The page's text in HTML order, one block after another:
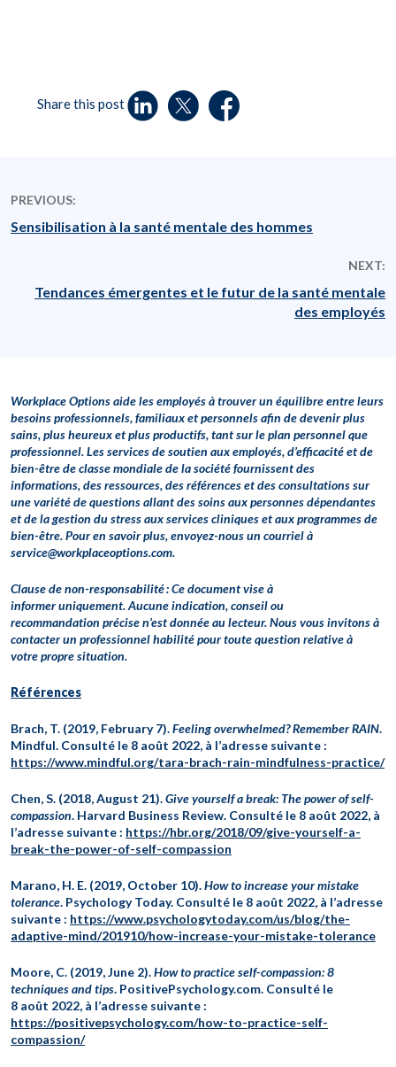
Share this post
PREVIOUS:
Sensibilisation à la santé mentale des hommes
NEXT:
Tendances émergentes et le futur de la santé mentale
des employés
Workplace Options aide les employés à trouver un équilibre entre leurs
besoins professionnels, familiaux et personnels afin de devenir plus
sains, plus heureux et plus productifs, tant sur le plan personnel que
professionnel. Les services de soutien aux employés, d’efficacité et de
bien-être de classe mondiale de la société fournissent des
informations, des ressources, des références et des consultations sur
une variété de questions allant des soins aux personnes dépendantes
et de la gestion du stress aux services cliniques et aux programmes de
bien-être. Pour en savoir plus, envoyez-nous un courriel à
service@workplaceoptions.com.
Clause de non-responsabilité : Ce document vise à
informer uniquement. Aucune indication, conseil ou
recommandation précise n’est donnée au lecteur. Nous vous invitons à
contacter un professionnel habilité pour toute question relative à
votre propre situation.
Références
Brach, T. (2019, February 7).Feeling overwhelmed?Remember RAIN.
Mindful. Consulté le 8 août 2022, à l’adresse suivante :
https://www.mindful.org/tara-brach-rain-mindfulness-practice/
Chen, S. (2018, August 21).Give yourself a break: The power of self-
compassion. Harvard Business Review. Consulté le 8 août 2022, à
l’adresse suivante : https://hbr.org/2018/09/give-yourself-a-
break-the-power-of-self-compassion
Marano, H. E. (2019, October 10).How to increase your mistake
tolerance. Psychology Today. Consulté le 8 août 2022, à l’adresse
suivante : https://www.psychologytoday.com/us/blog/the-
adaptive-mind/201910/how-increase-your-mistake-tolerance
Moore, C. (2019, June 2).How to practice self-compassion: 8
techniques and tips. PositivePsychology.com. Consulté le
8 août 2022, à l’adresse suivante :
https://positivepsychology.com/how-to-practice-self-
compassion/